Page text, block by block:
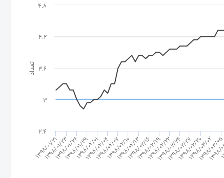
تعداد
1398/01/21
1398/01/23
1398/01/26
1398/01/29
1398/02/01
1398/02/04
1398/02/07
1398/02/10
1398/02/13
1398/02/16
1398/02/19
1398/02/22
1398/02/24
1398/02/27
1398/02/30
1398/03/02
1398/03/
2.4
3
3.6
4.2
4.8